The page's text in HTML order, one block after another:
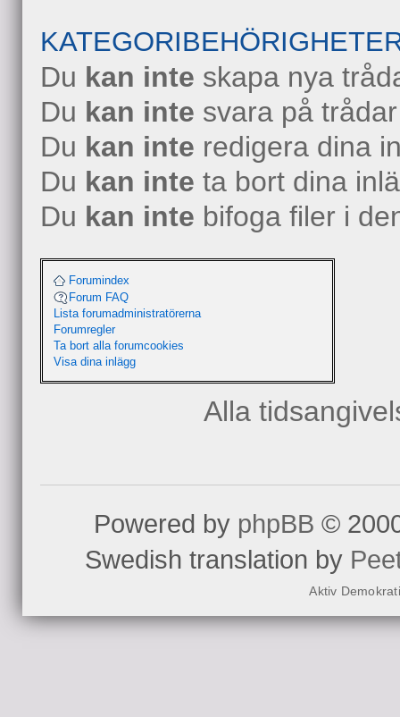
Du kan inte skapa nya
Du kan inte svara på
Du kan inte redigera dina
Du kan inte ta bort dina
Du kan inte bifoga filer i
Forumindex
Forum FAQ
Lista forumadministratörerna
Forumregler
Ta bort alla forumcookies
Visa dina inlägg
Alla
Powered by phpBB ©
Swedish translation by
Aktiv Demokrati